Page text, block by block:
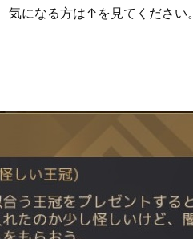
気になる方は↑を見てください。